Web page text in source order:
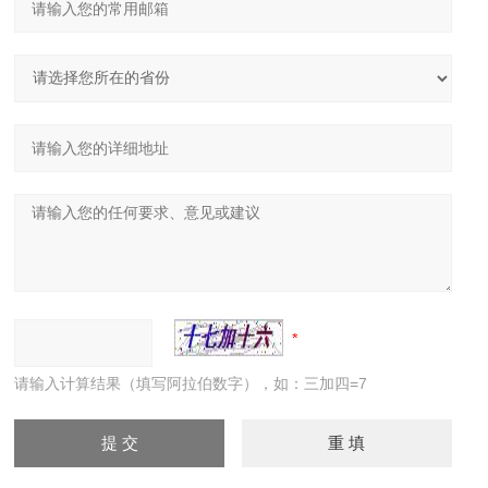
请输入计算结果（填写阿拉伯数字），如：三加四=7